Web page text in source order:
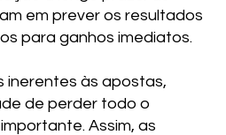
em prever os resultados
para ganhos imediatos.
inerentes às apostas,
de perder todo o
Assim, as